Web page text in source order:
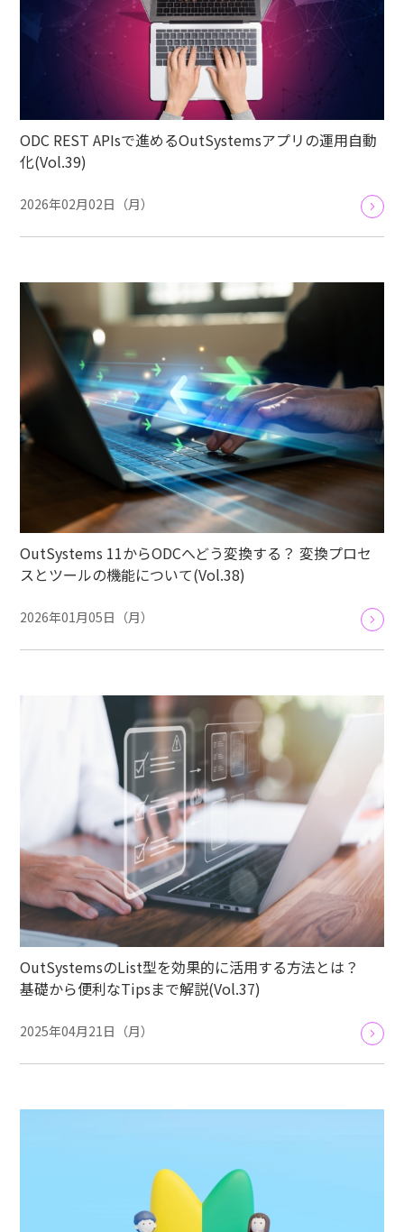
ODC REST APIsで進めるOutSystemsアプリの運用自動
化(Vol.39)
2026年02月02日（月）
OutSystems 11からODCへどう変換する？ 変換プロセ
スとツールの機能について(Vol.38)
2026年01月05日（月）
OutSystemsのList型を効果的に活用する方法とは？
基礎から便利なTipsまで解説(Vol.37)
2025年04月21日（月）